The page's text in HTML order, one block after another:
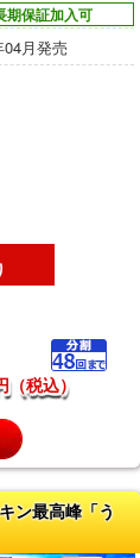
期保証加入可
04月発売
（税込）
ン最高峰「う